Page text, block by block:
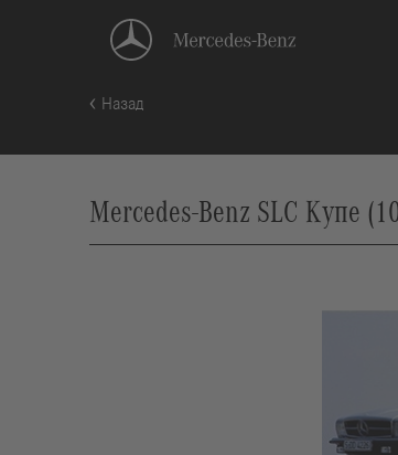
Назад
Mercedes-Benz SLC Купе